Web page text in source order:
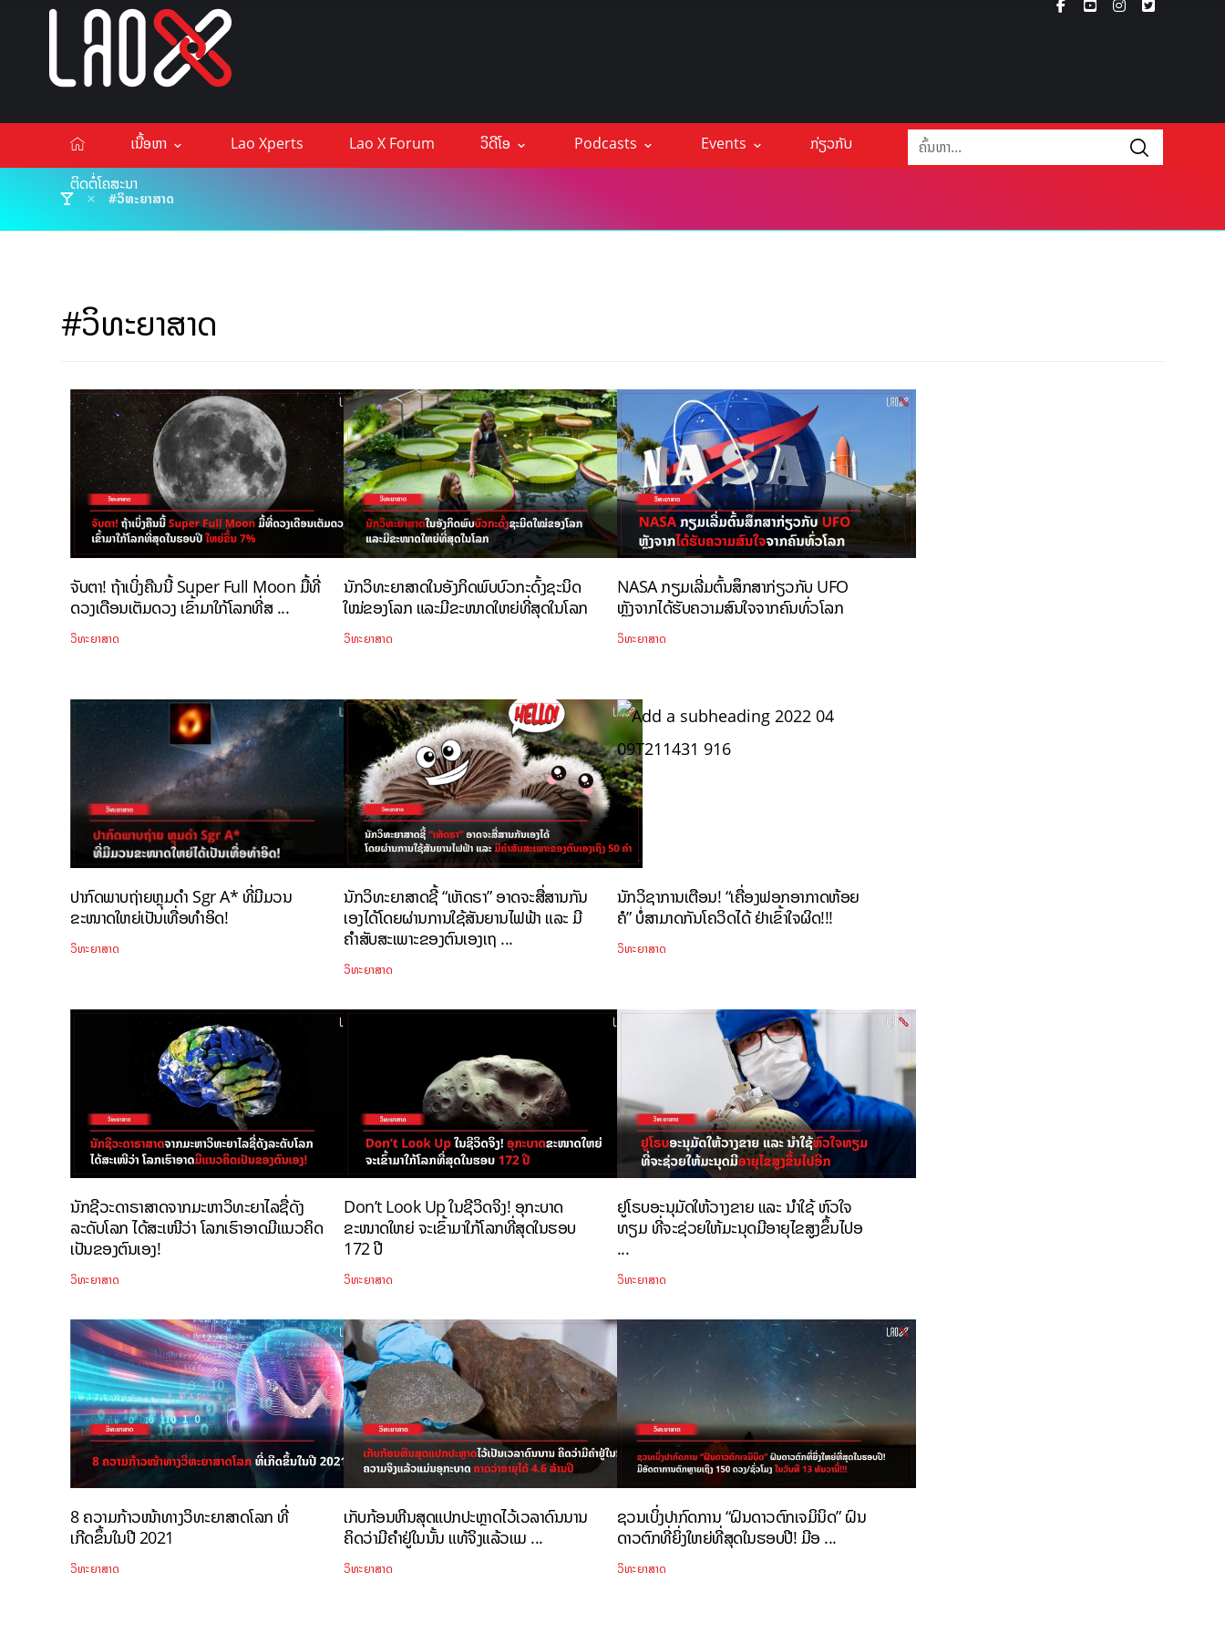
ເນື້ອຫາ Lao Xperts Lao X Forum ວິດີໂອ Podcasts Events
ກ່ຽວກັບ
ຕິດຕໍ່ໂຄສະນາ
#ວິທະຍາສາດ
#ວິທະຍາສາດ
ຈັບຕາ! ຖ້າເບິ່ງຄືນນີ້ Super Full Moon ມື້ທີ່
ດວງເດືອນເຕັມດວງ ເຂົ້າມາໃກ້ໂລກທີ່ສ ...
ວິທະຍາສາດ
ນັກວິທະຍາສາດໃນອັງກິດພົບບົວກະດົ້ງຊະນິດ
ໃໝ່ຂອງໂລກ ແລະມີຂະໜາດໃຫຍ່ທີ່ສຸດໃນໂລກ
ວິທະຍາສາດ
NASA ກຽມເລີ່ມຕົ້ນສຶກສາກ່ຽວກັບ UFO
ຫຼັງຈາກໄດ້ຮັບຄວາມສົນໃຈຈາກຄົນທົ່ວໂລກ
ວິທະຍາສາດ
ປາກົດພາບຖ່າຍຫຼຸມດຳ Sgr A* ທີ່ມີມວນ
ຂະໜາດໃຫຍ່ເປັນເທື່ອທຳອິດ!
ວິທະຍາສາດ
ນັກວິທະຍາສາດຊີ້ “ເຫັດຣາ” ອາດຈະສື່ສານກັນ
ເອງໄດ້ໂດຍຜ່ານການໃຊ້ສັນຍານໄຟຟ້າ ແລະ ມີ
ຄຳສັບສະເພາະຂອງຕົນເອງເຖ ...
ວິທະຍາສາດ
ນັກວິຊາການເຕືອນ! “ເຄື່ອງຟອກອາກາດຫ້ອຍ
ຄໍ” ບໍ່ສາມາດກັນໂຄວິດໄດ້ ຢ່າເຂົ້າໃຈຜິດ!!!
ວິທະຍາສາດ
ນັກຊີວະດາຣາສາດຈາກມະຫາວິທະຍາໄລຊື່ດັງ
ລະດັບໂລກ ໄດ້ສະເໜີວ່າ ໂລກເຮົາອາດມີແນວຄິດ
ເປັນຂອງຕົນເອງ!
ວິທະຍາສາດ
Don’t Look Up ໃນຊີວິດຈິງ! ອຸກະບາດ
ຂະໜາດໃຫຍ່ ຈະເຂົ້າມາໃກ້ໂລກທີ່ສຸດໃນຮອບ
172 ປີ
ວິທະຍາສາດ
ຢູໂຣບອະນຸມັດໃຫ້ວາງຂາຍ ແລະ ນຳໃຊ້ ຫົວໃຈ
ທຽມ ທີ່ຈະຊ່ວຍໃຫ້ມະນຸດມີອາຍຸໄຂສູງຂຶ້ນໄປອ
...
ວິທະຍາສາດ
8 ຄວາມກ້າວໜ້າທາງວິທະຍາສາດໂລກ ທີ່
ເກີດຂຶ້ນໃນປີ 2021
ວິທະຍາສາດ
ເກັບກ້ອນຫີນສຸດແປກປະຫຼາດໄວ້ເວລາດົນນານ
ຄິດວ່າມີຄຳຢູ່ໃນນັ້ນ ແທ້ຈິງແລ້ວແມ ...
ວິທະຍາສາດ
ຊວນເບິ່ງປາກົດການ “ຝົນດາວຕົກເຈມິນິດ” ຝົນ
ດາວຕົກທີ່ຍິ່ງໃຫຍ່ທີ່ສຸດໃນຮອບປີ! ມີອ ...
ວິທະຍາສາດ